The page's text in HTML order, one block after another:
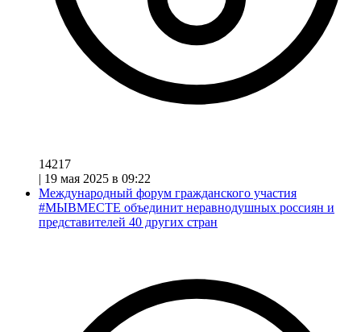
14217
| 19 мая 2025 в 09:22
Международный форум гражданского участия
#МЫВМЕСТЕ объединит неравнодушных россиян и
представителей 40 других стран